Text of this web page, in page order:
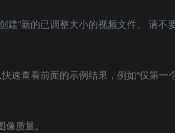
建”新的已调整大小的视频文件。 请不
速查看前面的示例结果，例如“仅第一
质量。